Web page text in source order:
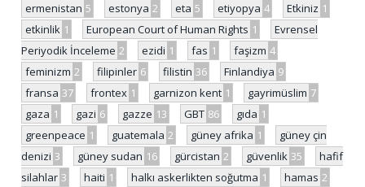
ermenistan 5 estonya 2 eta 5 etiyopya 4 Etkiniz 1
etkinlik 1 European Court of Human Rights 1
Evrensel
Periyodik İnceleme 2 ezidi 1 fas 1 faşizm 4
feminizm 2 filipinler 6 filistin 36 Finlandiya 9
fransa 37 frontex 1 garnizon kent 1 gayrimüslim 7
gaza 1 gazi 6 gazze 13 GBT 86 gıda 1
greenpeace 1 guatemala 2 güney afrika 1
güney çin
denizi 3 güney sudan 16 gürcistan 2 güvenlik 35
hafif
silahlar 3 haiti 1 halkı askerlikten soğutma 1 hamas 2